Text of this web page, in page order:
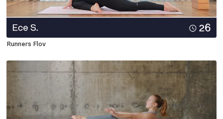
Runners Flov